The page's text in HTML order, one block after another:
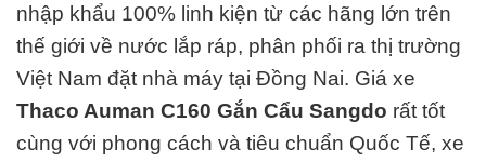
nhập khẩu 100% linh kiện từ các hãng lớn trên
thế giới về nước lắp ráp, phân phối ra thị trường
Việt Nam đặt nhà máy tại Đồng Nai. Giá xe
Thaco Auman C160 Gắn Cẩu Sangdo rất tốt
cùng với phong cách và tiêu chuẩn Quốc Tế, xe